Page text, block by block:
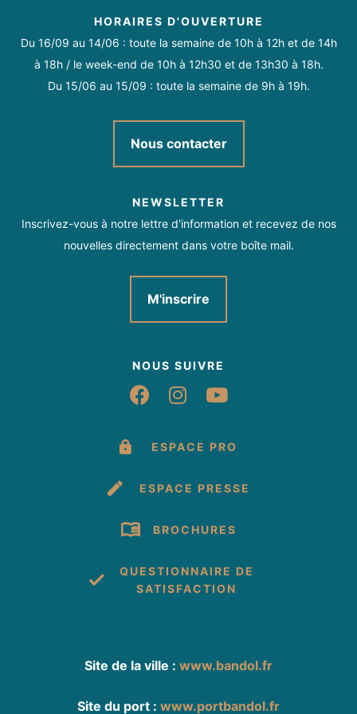
Ouvert de 07h30 à 21h
Activités sur placeHORAIRES D'OUVERTURE
Du 16/09 au 14/06 : toute la semaine de 10h à 12h et de 14h
à 18h / le week-end de 10h à 12h30 et de 13h30 à 18h.
Du 15/06 au 15/09 : toute la semaine de 9h à 19h.
Nous contacter
NEWSLETTER
Inscrivez-vous à notre lettre d'information et recevez de nos
nouvelles directement dans votre boîte mail.
M'inscrire
NOUS SUIVRE
Suivez-nous sur
Suivez-nous sur
Suivez-nous
ESPACE PRO
ESPACE PRESSE
BROCHURES
QUESTIONNAIRE DE
SATISFACTION
Site de la ville : www.bandol.fr
Site du port : www.portbandol.fr